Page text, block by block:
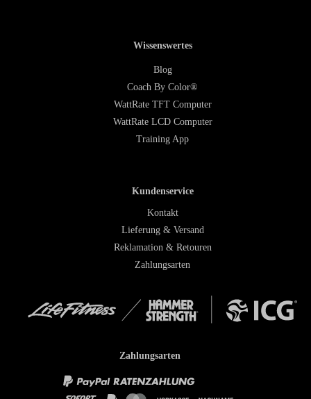
Wissenswertes
Blog
Coach By Color®
WattRate TFT Computer
WattRate LCD Computer
Training App
Kundenservice
Kontakt
Lieferung & Versand
Reklamation & Retouren
Zahlungsarten
Zahlungsarten